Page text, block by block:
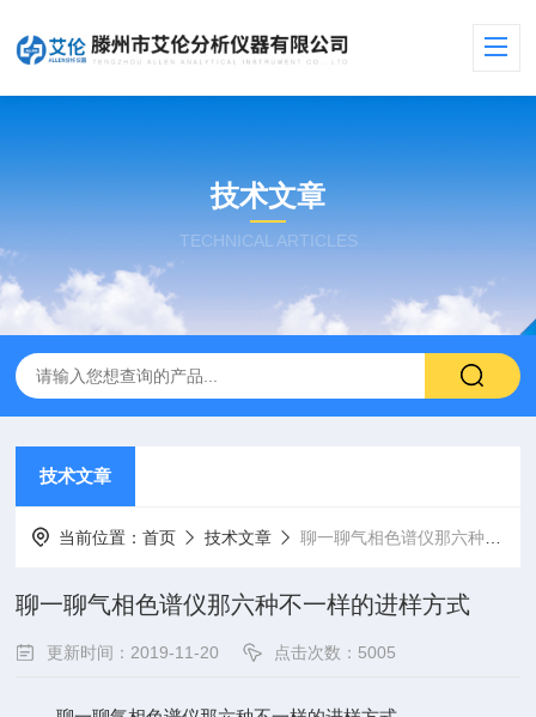
技术文章
TECHNICAL ARTICLES
技术文章
当前位置：首页 技术文章 聊一聊气相色谱仪那六种不一样的进样方式
聊一聊气相色谱仪那六种不一样的进样方式
更新时间：2019-11-20 点击次数：5005